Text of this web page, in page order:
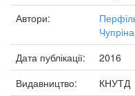
Автори:
Дата публікації:
2016
Видавництво:
КНУТД